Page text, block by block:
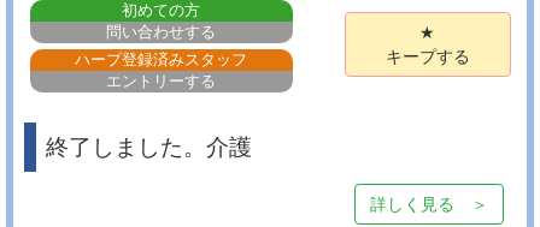
初めての方
問い合わせする
ハープ登録済みスタッフ
エントリーする
★
キープする
終了しました。介護
詳しく見る ＞